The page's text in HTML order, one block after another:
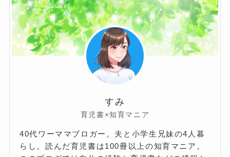
すみ
育児書×知育マニア
40代ワーママブロガー。夫と小学生兄妹の4人暮
らし。読んだ育児書は100冊以上の知育マニア。